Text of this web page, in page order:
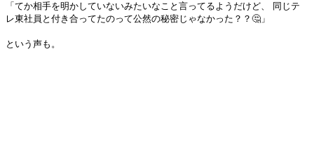
「てか相手を明かしていないみたいなこと言ってるようだけど、 同じテ
レ東社員と付き合ってたのって公然の秘密じゃなかった？？🤔」
という声も。